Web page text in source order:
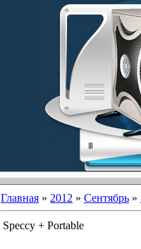
Главная » 2012 » Сентябрь »
Speccy + Portable